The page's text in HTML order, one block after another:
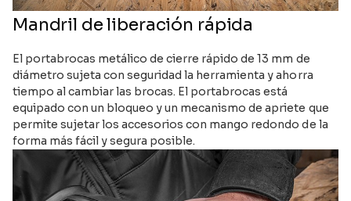
Mandril de liberación rápida
El portabrocas metálico de cierre rápido de 13 mm de
diámetro sujeta con seguridad la herramienta y ahorra
tiempo al cambiar las brocas. El portabrocas está
equipado con un bloqueo y un mecanismo de apriete que
permite sujetar los accesorios con mango redondo de la
forma más fácil y segura posible.